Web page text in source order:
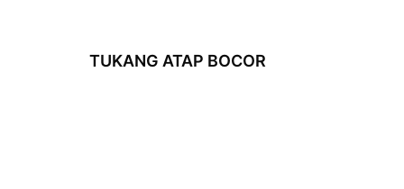
TUKANG ATAP BOCOR